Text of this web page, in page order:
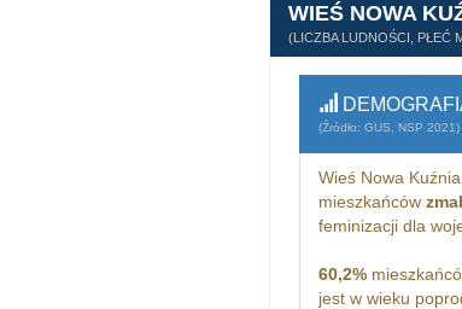
WIEŚ NOWA
(LICZBA LUDNOŚCI, PŁEĆ
(Źródło: GUS, NSP 2021)
Wieś Nowa
mieszkańców
feminizacji dla
60,2%
jest w wieku